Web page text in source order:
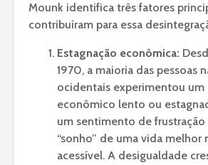
Mounk identifica três fatores
contribuíram para essa
Estagnação econômica:
1970, a maioria das pessoas
ocidentais experimentou um
econômico lento ou
um sentimento de
“sonho” de uma vida melhor
acessível. A desigualdade